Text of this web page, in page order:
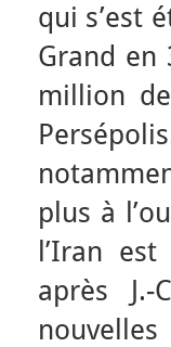
qui s’est
Grand en
million
plus à
l’Iran
après